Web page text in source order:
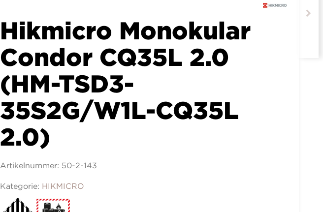
Hikmicro Monokular
Condor CQ35L 2.0
(HM-TSD3-
35S2G/W1L-CQ35L
2.0)
Artikelnummer: 50-2-143
Kategorie: HIKMICRO